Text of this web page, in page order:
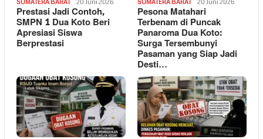
SUMATERA BARAT 20 Juni 2026
Prestasi Jadi Contoh,
SMPN 1 Dua Koto Beri
Apresiasi Siswa
Berprestasi
SUMATERA BARAT 20 Juni 2026
Pesona Matahari
Terbenam di Puncak
Panaroma Dua Koto:
Surga Tersembunyi
Pasaman yang Siap Jadi
Desti…